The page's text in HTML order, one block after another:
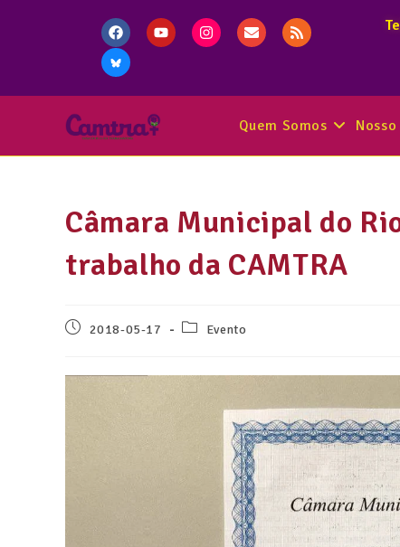
Quem Somos
Câmara Municipal do
trabalho da CAMTRA
2018-05-17 Evento